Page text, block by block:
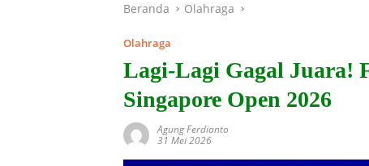
Beranda Olahraga
Olahraga
Lagi-Lagi Gagal Juara!
Singapore Open 2026
Agung Ferdianto
31 Mei 2026